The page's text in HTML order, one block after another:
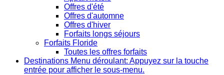
Offres d'été
Offres d'automne
Offres d'hiver
Forfaits longs séjours
Forfaits Floride
Toutes les offres forfaits
Destinations Menu déroulant: Appuyez sur la touche
entrée pour afficher le sous-menu.